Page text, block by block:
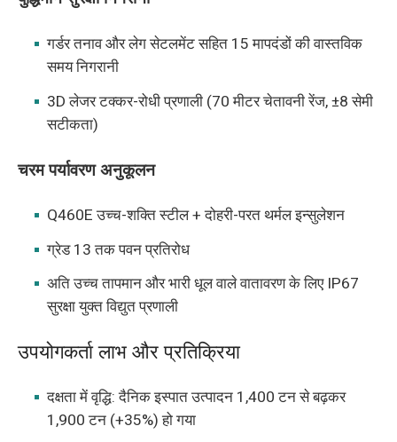
गर्डर तनाव और लेग सेटलमेंट सहित 15 मापदंडों की वास्तविक
समय निगरानी
3D लेजर टक्कर-रोधी प्रणाली (70 मीटर चेतावनी रेंज, ±8 सेमी
सटीकता)
चरम पर्यावरण अनुकूलन
Q460E उच्च-शक्ति स्टील + दोहरी-परत थर्मल इन्सुलेशन
ग्रेड 13 तक पवन प्रतिरोध
अति उच्च तापमान और भारी धूल वाले वातावरण के लिए IP67
सुरक्षा युक्त विद्युत प्रणाली
उपयोगकर्ता लाभ और प्रतिक्रिया
दक्षता में वृद्धि: दैनिक इस्पात उत्पादन 1,400 टन से बढ़कर
1,900 टन (+35%) हो गया